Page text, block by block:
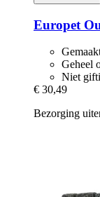
Europet
Geheel
Niet
€ 30,49
Bezorging